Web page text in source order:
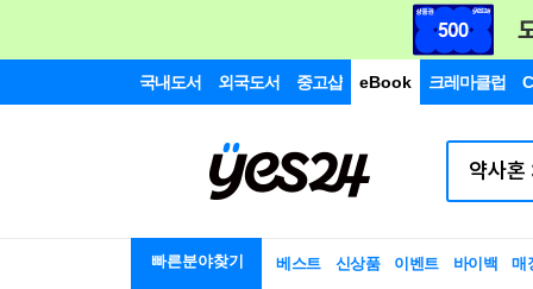
국내도서 외국도서 중고샵 eBook 크레마클럽
빠른분야찾기 베스트 신상품 이벤트 바이백 매